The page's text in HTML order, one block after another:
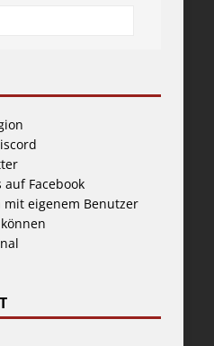
Facebook
eigenem Benutzer